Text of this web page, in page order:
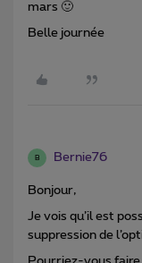
mars 🙂
Belle journée
B Bernie76
Bonjour,
Je vois qu’il est
suppression de